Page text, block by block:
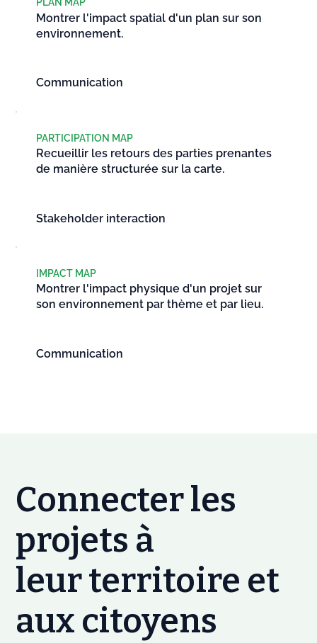
Connecter les
projets à
leur territoire et
aux citoyens
PLAN MAP
Montrer l'impact spatial d'un plan sur son
environnement.
Communication
PARTICIPATION MAP
Recueillir les retours des parties prenantes
de manière structurée sur la carte.
Stakeholder interaction
IMPACT MAP
Montrer l'impact physique d'un projet sur
son environnement par thème et par lieu.
Communication